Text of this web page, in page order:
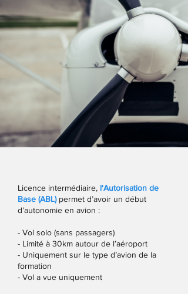
Licence intermédiaire, l'Autorisation de
Base (ABL)permet d’avoir un début
d’autonomie en avion :
- Vol solo (sans passagers)
- Limité à 30km autour de l’aéroport
- Uniquement sur le type d’avion de la
formation
- Vol a vue uniquement